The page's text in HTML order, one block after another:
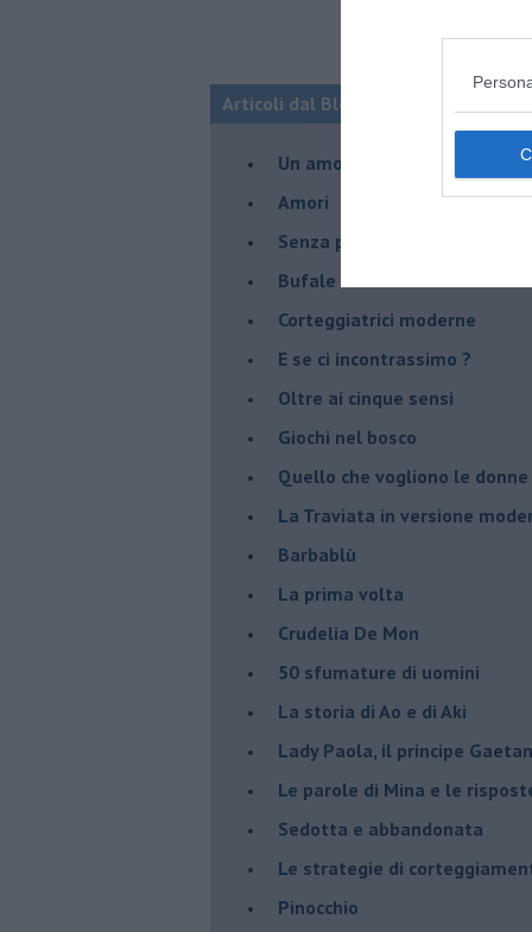
Articoli dal Blog “Legami d'amore” di
Un amore nato ai tempi del
Amori
Senza parole - 1
Bufale d'amore
Corteggiatrici moderne
E se ci incontrassimo ?
Oltre ai cinque sensi
Giochi nel bosco
Quello che vogliono le donne
La Traviata in versione
Barbablù
La prima volta
Crudelia De Mon
50 sfumature di uomini
La storia di Ao e di Aki
Lady Paola, il principe
Le parole di Mina e le
Sedotta e abbandonata
Le strategie di
Pinocchio